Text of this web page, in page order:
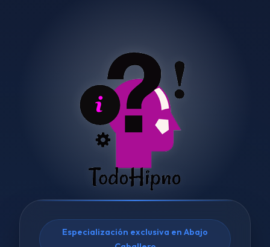
Especialización exclusiva en Abajo